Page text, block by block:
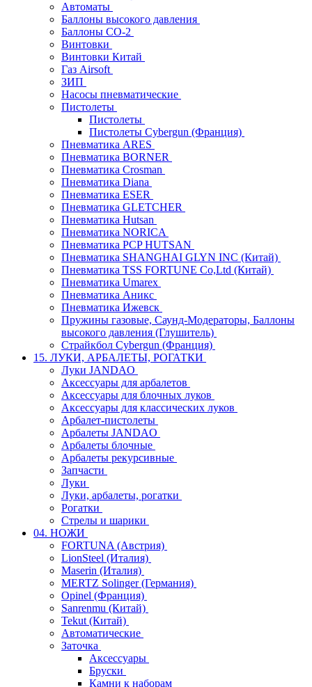
Автоматы
Баллоны высокого давления
Баллоны СО-2
Винтовки
Винтовки Китай
Газ Airsoft
ЗИП
Насосы пневматические
Пистолеты
Пистолеты
Пистолеты Cybergun (Франция)
Пневматика ARES
Пневматика BORNER
Пневматика Crosman
Пневматика Diana
Пневматика ESER
Пневматика GLETCHER
Пневматика Hutsan
Пневматика NORICA
Пневматика PCP HUTSAN
Пневматика SHANGHAI GLYN INC (Китай)
Пневматика TSS FORTUNE Co,Ltd (Китай)
Пневматика Umarex
Пневматика Аникс
Пневматика Ижевск
Пружины газовые, Саунд-Модераторы, Баллоны
высокого давления (Глушитель)
Страйкбол Cybergun (Франция)
15. ЛУКИ, АРБАЛЕТЫ, РОГАТКИ
Луки JANDAO
Аксессуары для арбалетов
Аксессуары для блочных луков
Аксессуары для классических луков
Арбалет-пистолеты
Арбалеты JANDAO
Арбалеты блочные
Арбалеты рекурсивные
Запчасти
Луки
Луки, арбалеты, рогатки
Рогатки
Стрелы и шарики
04. НОЖИ
FORTUNA (Австрия)
LionSteel (Италия)
Maserin (Италия)
MERTZ Solinger (Германия)
Opinel (Франция)
Sanrenmu (Китай)
Tekut (Китай)
Автоматические
Заточка
Аксессуары
Бруски
Камни к наборам